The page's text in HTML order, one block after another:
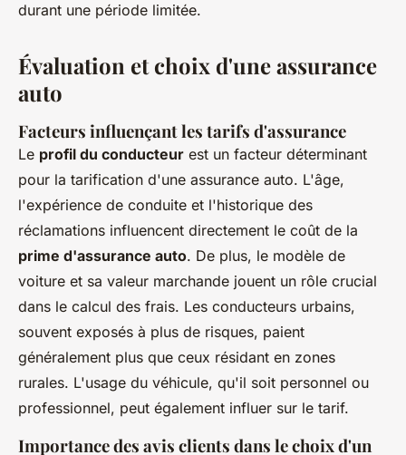
durant une période limitée.
Évaluation et choix d'une assurance
auto
Facteurs influençant les tarifs d'assurance
Le profil du conducteur est un facteur déterminant
pour la tarification d'une assurance auto. L'âge,
l'expérience de conduite et l'historique des
réclamations influencent directement le coût de la
prime d'assurance auto. De plus, le modèle de
voiture et sa valeur marchande jouent un rôle crucial
dans le calcul des frais. Les conducteurs urbains,
souvent exposés à plus de risques, paient
généralement plus que ceux résidant en zones
rurales. L'usage du véhicule, qu'il soit personnel ou
professionnel, peut également influer sur le tarif.
Importance des avis clients dans le choix d'un